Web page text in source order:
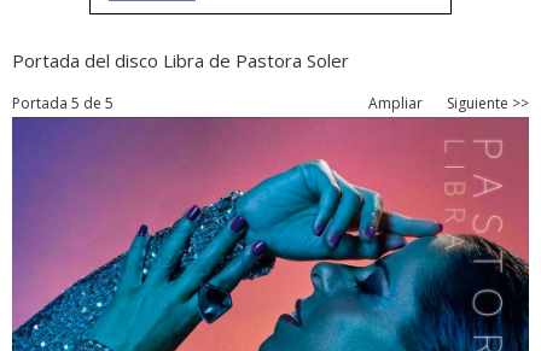
Portada del disco Libra de Pastora Soler
Portada 5 de 5 Ampliar Siguiente >>